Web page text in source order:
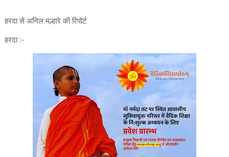
हरदा से अनिल मल्हारे की रिपोर्ट
हरदा :-